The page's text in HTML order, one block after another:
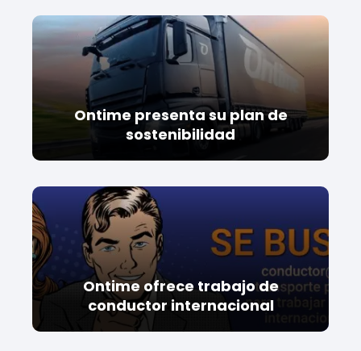
Ontime presenta su plan de
sostenibilidad
Ontime ofrece trabajo de
conductor internacional